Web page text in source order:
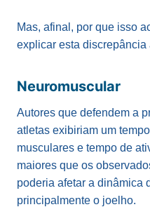
Mas, afinal, por que isso
explicar esta discrepância
Neuromuscular
Autores que defendem a
atletas exibiriam um
musculares e tempo de
maiores que os
poderia afetar a dinâmica
principalmente o joelho.